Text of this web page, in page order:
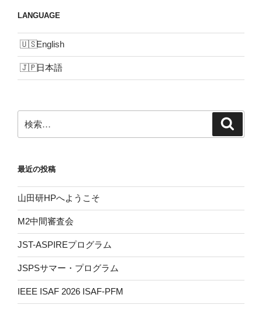
ン
LANGUAGE
English
日本語
索:
最近の投稿
山田研HPへようこそ
M2中間審査会
JST-ASPIREプログラム
JSPSサマー・プログラム
IEEE ISAF 2026 ISAF-PFM